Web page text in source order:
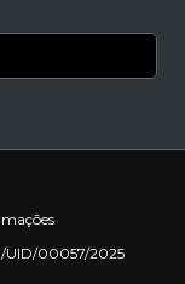
UID/00057/2025